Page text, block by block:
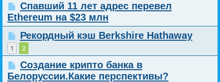
Спавший 11 лет адрес перевел
Ethereum на $23 млн
Рекордный кэш Berkshire Hathaway
1 2
Создание крипто банка в
Белоруссии.Какие перспективы?